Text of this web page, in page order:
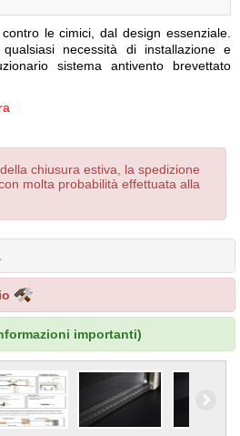
le cimici, dal design essenziale.
necessità di installazione e
sistema antivento brevettato
chiusura estiva, la spedizione
molta probabilità effettuata alla
importanti)